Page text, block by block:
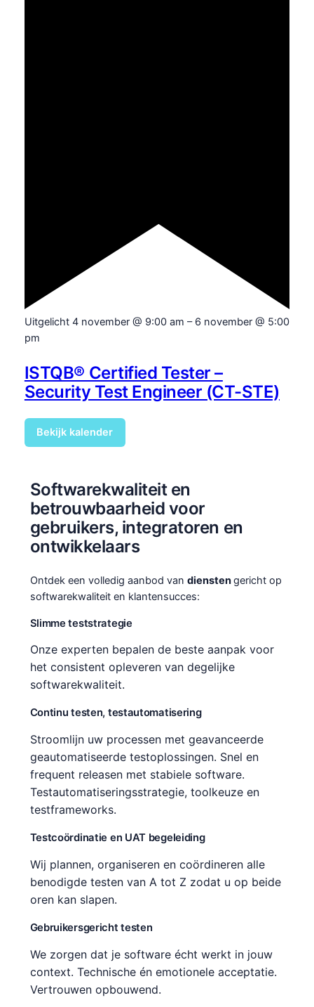
Uitgelicht 4 november @ 9:00 am – 6 november @ 5:00
pm
ISTQB® Certified Tester –
Security Test Engineer (CT-STE)
Bekijk kalender
Softwarekwaliteit en
betrouwbaarheid voor
gebruikers, integratoren en
ontwikkelaars
Ontdek een volledig aanbod van dienstengericht op
softwarekwaliteit en klantensucces:
Slimme teststrategie
Onze experten bepalen de beste aanpak voor
het consistent opleveren van degelijke
softwarekwaliteit.
Continu testen, testautomatisering
Stroomlijn uw processen met geavanceerde
geautomatiseerde testoplossingen. Snel en
frequent releasen met stabiele software.
Testautomatiseringsstrategie, toolkeuze en
testframeworks.
Testcoördinatie en UAT begeleiding
Wij plannen, organiseren en coördineren alle
benodigde testen van A tot Z zodat u op beide
oren kan slapen.
Gebruikersgericht testen
We zorgen dat je software écht werkt in jouw
context. Technische én emotionele acceptatie.
Vertrouwen opbouwend.